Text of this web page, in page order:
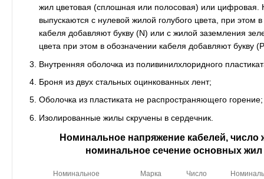
жил цветовая (сплошная или полосовая) или цифровая.
выпускаются с нулевой жилой голубого цвета, при этом
кабеля добавляют букву (N) или с жилой заземления
цвета при этом в обозначении кабеля добавляют букву
Внутренняя оболочка из поливинилхлоридного
Броня из двух стальных оцинкованных лент;
Оболочка из пластиката не распространяющего горение;
Изолированные жилы скручены в сердечник.
Номинальное напряжение кабелей, число
номинальное сечение основных жил
Номинальное
Марка
Число